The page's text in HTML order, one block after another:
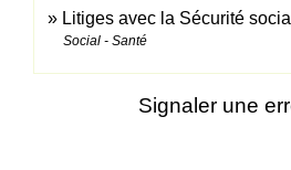
Litiges avec la Sécurité
Social - Santé
Signaler une